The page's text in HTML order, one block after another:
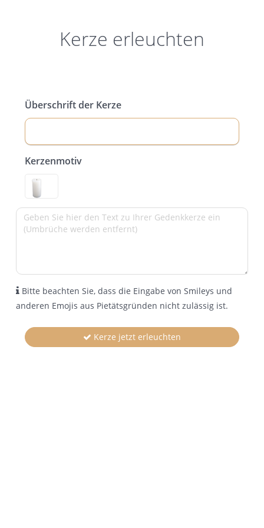
Kerze erleuchten
Überschrift der Kerze
Kerzenmotiv
Bitte beachten Sie, dass die Eingabe von Smileys und
anderen Emojis aus Pietätsgründen nicht zulässig ist.
Kerze jetzt erleuchten